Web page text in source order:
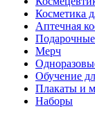
Косметика
Аптечная
Мерч
Обучение
Плакаты и
Наборы